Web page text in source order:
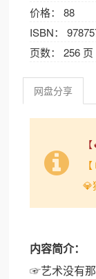
价格： 88
ISBN：
页数： 256 页
网盘分享
💎
内容简介：
☞艺术没有那